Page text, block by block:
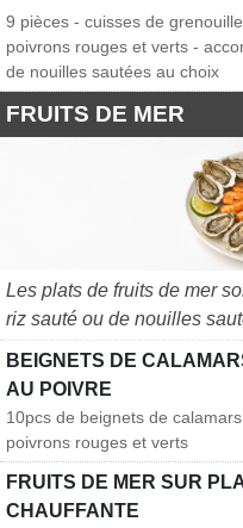
9 pièces - cuisses de
poivrons rouges et verts -
de nouilles sautées au choix
FRUITS DE MER
Les plats de fruits de mer
riz sauté ou de nouilles
BEIGNETS DE
AU POIVRE
10pcs de beignets de
poivrons rouges et verts
FRUITS DE MER SUR
CHAUFFANTE